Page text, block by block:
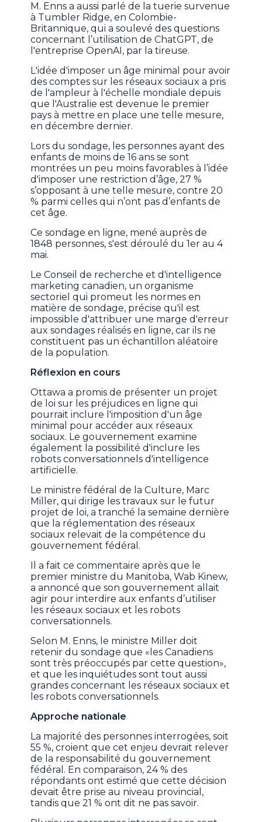
M. Enns a aussi parlé de la tuerie survenue
à Tumbler Ridge, en Colombie-
Britannique, qui a soulevé des questions
concernant l’utilisation de ChatGPT, de
l'entreprise OpenAI, par la tireuse.
L'idée d'imposer un âge minimal pour avoir
des comptes sur les réseaux sociaux a pris
de l'ampleur à l'échelle mondiale depuis
que l'Australie est devenue le premier
pays à mettre en place une telle mesure,
en décembre dernier.
Lors du sondage, les personnes ayant des
enfants de moins de 16 ans se sont
montrées un peu moins favorables à l’idée
d'imposer une restriction d’âge, 27 %
s’opposant à une telle mesure, contre 20
% parmi celles qui n’ont pas d’enfants de
cet âge.
Ce sondage en ligne, mené auprès de
1848 personnes, s'est déroulé du 1er au 4
mai.
Le Conseil de recherche et d'intelligence
marketing canadien, un organisme
sectoriel qui promeut les normes en
matière de sondage, précise qu'il est
impossible d'attribuer une marge d'erreur
aux sondages réalisés en ligne, car ils ne
constituent pas un échantillon aléatoire
de la population.
Réflexion en cours
Ottawa a promis de présenter un projet
de loi sur les préjudices en ligne qui
pourrait inclure l'imposition d'un âge
minimal pour accéder aux réseaux
sociaux. Le gouvernement examine
également la possibilité d'inclure les
robots conversationnels d'intelligence
artificielle.
Le ministre fédéral de la Culture, Marc
Miller, qui dirige les travaux sur le futur
projet de loi, a tranché la semaine dernière
que la réglementation des réseaux
sociaux relevait de la compétence du
gouvernement fédéral.
Il a fait ce commentaire après que le
premier ministre du Manitoba, Wab Kinew,
a annoncé que son gouvernement allait
agir pour interdire aux enfants d’utiliser
les réseaux sociaux et les robots
conversationnels.
Selon M. Enns, le ministre Miller doit
retenir du sondage que «les Canadiens
sont très préoccupés par cette question»,
et que les inquiétudes sont tout aussi
grandes concernant les réseaux sociaux et
les robots conversationnels.
Approche nationale
La majorité des personnes interrogées, soit
55 %, croient que cet enjeu devrait relever
de la responsabilité du gouvernement
fédéral. En comparaison, 24 % des
répondants ont estimé que cette décision
devait être prise au niveau provincial,
tandis que 21 % ont dit ne pas savoir.